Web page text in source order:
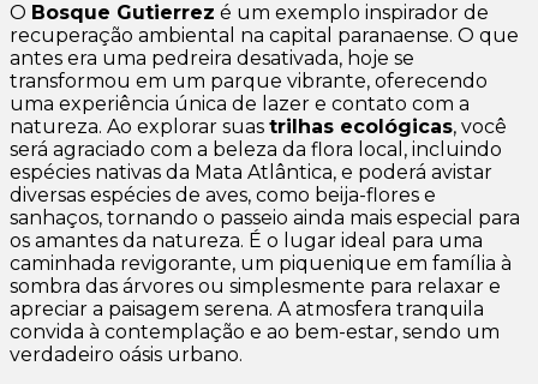
O Bosque Gutierrez é um exemplo inspirador de
recuperação ambiental na capital paranaense. O que
antes era uma pedreira desativada, hoje se
transformou em um parque vibrante, oferecendo
uma experiência única de lazer e contato com a
natureza. Ao explorar suas trilhas ecológicas, você
será agraciado com a beleza da flora local, incluindo
espécies nativas da Mata Atlântica, e poderá avistar
diversas espécies de aves, como beija-flores e
sanhaços, tornando o passeio ainda mais especial para
os amantes da natureza. É o lugar ideal para uma
caminhada revigorante, um piquenique em família à
sombra das árvores ou simplesmente para relaxar e
apreciar a paisagem serena. A atmosfera tranquila
convida à contemplação e ao bem-estar, sendo um
verdadeiro oásis urbano.